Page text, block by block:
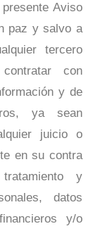
Aviso
paz y salvo a
tercero
con
y de
ya sean
juicio o
en su contra
y
datos
y/o